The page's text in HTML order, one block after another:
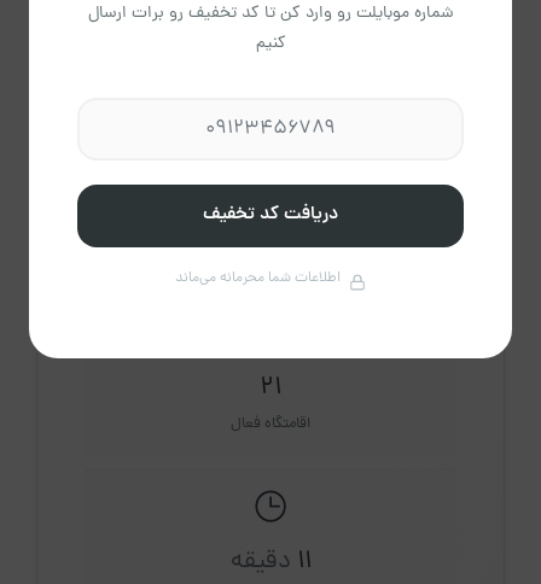
مشاهده حساب کاربری میزبان
درباره میزبان
21
اقامتگاه فعال
11 دقیقه
شماره موبایلت رو وارد کن تا کد تخفیف رو برات ارسال
کنیم
دریافت کد تخفیف
اطلاعات شما محرمانه می‌ماند